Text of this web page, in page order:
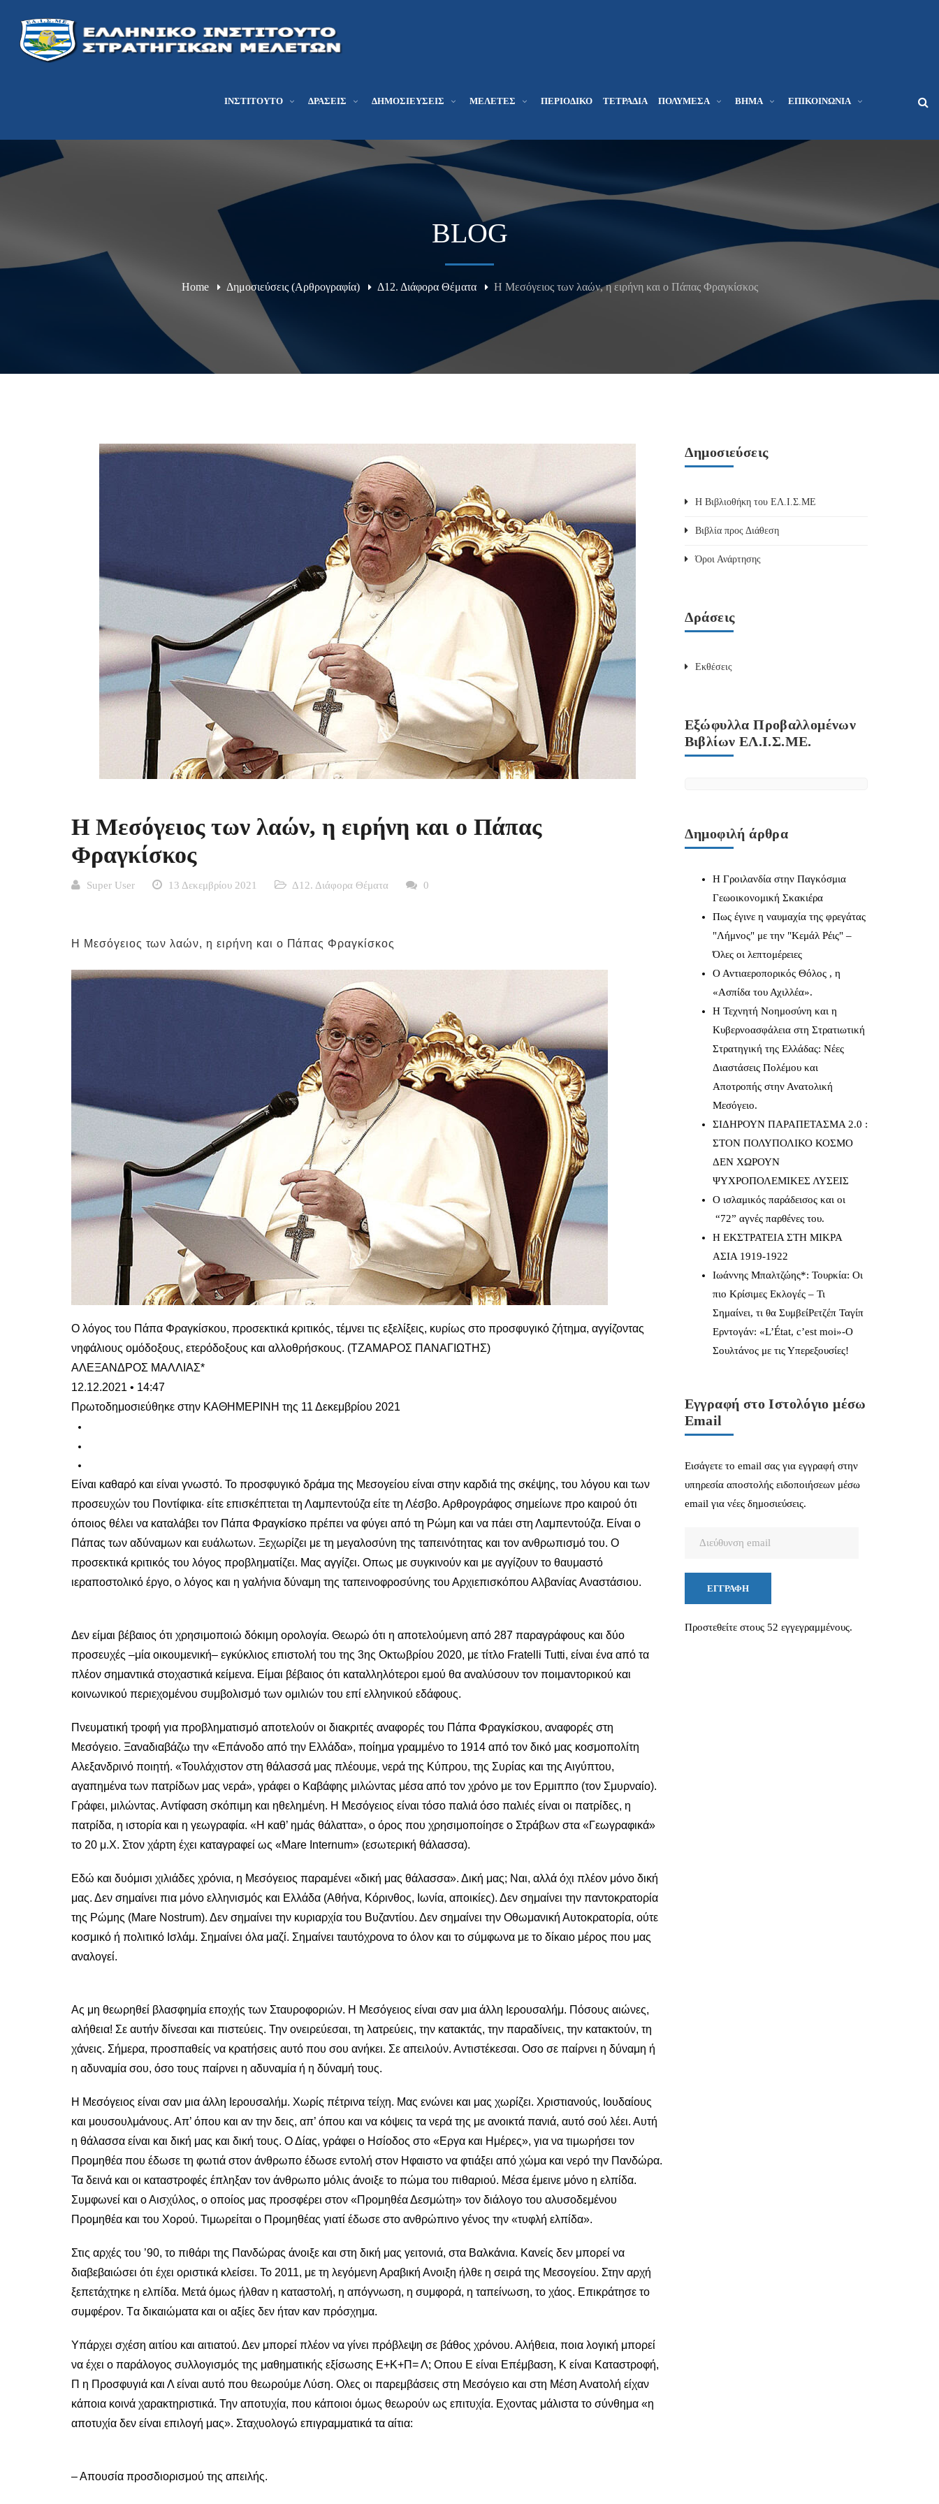
ΙΝΣΤΙΤΟΎΤΟ ΔΡΆΣΕΙΣ ΔΗΜΟΣΙΕΎΣΕΙΣ ΜΕΛΕΤΕΣ ΠΕΡΙΟΔΙΚΌ ΤΕΤΡΆΔΙΑ ΠΟΛΥΜΈΣΑ ΒΉΜΑ ΕΠΙΚΟΙΝΩΝΊΑ
BLOG
Home Δημοσιεύσεις (Αρθρογραφία) Δ12. Διάφορα Θέματα Η Μεσόγειος των λαών, η ειρήνη και ο Πάπας Φραγκίσκος
Η Μεσόγειος των λαών, η ειρήνη και ο Πάπας
Φραγκίσκος
Super User 13 Δεκεμβρίου 2021 Δ12. Διάφορα Θέματα 0
Η Μεσόγειος των λαών, η ειρήνη και ο Πάπας Φραγκίσκος
O λόγος του Πάπα Φραγκίσκου, προσεκτικά κριτικός, τέμνει τις εξελίξεις, κυρίως στο προσφυγικό ζήτημα, αγγίζοντας
νηφάλιους ομόδοξους, ετερόδοξους και αλλοθρήσκους. (ΤΖΑΜΑΡΟΣ ΠΑΝΑΓΙΩΤΗΣ)
ΑΛΕΞΑΝΔΡΟΣ ΜΑΛΛΙΑΣ*
12.12.2021 • 14:47
Πρωτοδημοσιεύθηκε στην ΚΑΘΗΜΕΡΙΝΗ της 11 Δεκεμβρίου 2021
Είναι καθαρό και είναι γνωστό. Το προσφυγικό δράμα της Μεσογείου είναι στην καρδιά της σκέψης, του λόγου και των
προσευχών του Ποντίφικα· είτε επισκέπτεται τη Λαμπεντούζα είτε τη Λέσβο. Αρθρογράφος σημείωνε προ καιρού ότι
όποιος θέλει να καταλάβει τον Πάπα Φραγκίσκο πρέπει να φύγει από τη Ρώμη και να πάει στη Λαμπεντούζα. Είναι ο
Πάπας των αδύναμων και ευάλωτων. Ξεχωρίζει με τη μεγαλοσύνη της ταπεινότητας και τον ανθρωπισμό του. Ο
προσεκτικά κριτικός του λόγος προβληματίζει. Μας αγγίζει. Οπως με συγκινούν και με αγγίζουν το θαυμαστό
ιεραποστολικό έργο, ο λόγος και η γαλήνια δύναμη της ταπεινοφροσύνης του Αρχιεπισκόπου Αλβανίας Αναστάσιου.
Δεν είμαι βέβαιος ότι χρησιμοποιώ δόκιμη ορολογία. Θεωρώ ότι η αποτελούμενη από 287 παραγράφους και δύο
προσευχές –μία οικουμενική– εγκύκλιος επιστολή του της 3ης Οκτωβρίου 2020, με τίτλο Fratelli Tutti, είναι ένα από τα
πλέον σημαντικά στοχαστικά κείμενα. Είμαι βέβαιος ότι καταλληλότεροι εμού θα αναλύσουν τον ποιμαντορικού και
κοινωνικού περιεχομένου συμβολισμό των ομιλιών του επί ελληνικού εδάφους.
Πνευματική τροφή για προβληματισμό αποτελούν οι διακριτές αναφορές του Πάπα Φραγκίσκου, αναφορές στη
Μεσόγειο. Ξαναδιαβάζω την «Επάνοδο από την Ελλάδα», ποίημα γραμμένο το 1914 από τον δικό μας κοσμοπολίτη
Αλεξανδρινό ποιητή. «Τουλάχιστον στη θάλασσά μας πλέουμε, νερά της Κύπρου, της Συρίας και της Αιγύπτου,
αγαπημένα των πατρίδων μας νερά», γράφει ο Καβάφης μιλώντας μέσα από τον χρόνο με τον Ερμιππο (τον Σμυρναίο).
Γράφει, μιλώντας. Αντίφαση σκόπιμη και ηθελημένη. Η Μεσόγειος είναι τόσο παλιά όσο παλιές είναι οι πατρίδες, η
πατρίδα, η ιστορία και η γεωγραφία. «Η καθ’ ημάς θάλαττα», ο όρος που χρησιμοποίησε ο Στράβων στα «Γεωγραφικά»
το 20 μ.Χ. Στον χάρτη έχει καταγραφεί ως «Mare Internum» (εσωτερική θάλασσα).
Εδώ και δυόμισι χιλιάδες χρόνια, η Μεσόγειος παραμένει «δική μας θάλασσα». Δική μας; Ναι, αλλά όχι πλέον μόνο δική
μας. Δεν σημαίνει πια μόνο ελληνισμός και Ελλάδα (Αθήνα, Κόρινθος, Ιωνία, αποικίες). Δεν σημαίνει την παντοκρατορία
της Ρώμης (Mare Nostrum). Δεν σημαίνει την κυριαρχία του Βυζαντίου. Δεν σημαίνει την Οθωμανική Αυτοκρατορία, ούτε
κοσμικό ή πολιτικό Ισλάμ. Σημαίνει όλα μαζί. Σημαίνει ταυτόχρονα το όλον και το σύμφωνα με το δίκαιο μέρος που μας
αναλογεί.
Ας μη θεωρηθεί βλασφημία εποχής των Σταυροφοριών. Η Μεσόγειος είναι σαν μια άλλη Ιερουσαλήμ. Πόσους αιώνες,
αλήθεια! Σε αυτήν δίνεσαι και πιστεύεις. Την ονειρεύεσαι, τη λατρεύεις, την κατακτάς, την παραδίνεις, την κατακτούν, τη
χάνεις. Σήμερα, προσπαθείς να κρατήσεις αυτό που σου ανήκει. Σε απειλούν. Αντιστέκεσαι. Οσο σε παίρνει η δύναμη ή
η αδυναμία σου, όσο τους παίρνει η αδυναμία ή η δύναμή τους.
Η Μεσόγειος είναι σαν μια άλλη Ιερουσαλήμ. Χωρίς πέτρινα τείχη. Μας ενώνει και μας χωρίζει. Χριστιανούς, Ιουδαίους
και μουσουλμάνους. Απ’ όπου και αν την δεις, απ’ όπου και να κόψεις τα νερά της με ανοικτά πανιά, αυτό σού λέει. Αυτή
η θάλασσα είναι και δική μας και δική τους. Ο Δίας, γράφει ο Ησίοδος στο «Εργα και Ημέρες», για να τιμωρήσει τον
Προμηθέα που έδωσε τη φωτιά στον άνθρωπο έδωσε εντολή στον Ηφαιστο να φτιάξει από χώμα και νερό την Πανδώρα.
Τα δεινά και οι καταστροφές έπληξαν τον άνθρωπο μόλις άνοιξε το πώμα του πιθαριού. Μέσα έμεινε μόνο η ελπίδα.
Συμφωνεί και ο Αισχύλος, ο οποίος μας προσφέρει στον «Προμηθέα Δεσμώτη» τον διάλογο του αλυσοδεμένου
Προμηθέα και του Χορού. Τιμωρείται ο Προμηθέας γιατί έδωσε στο ανθρώπινο γένος την «τυφλή ελπίδα».
Στις αρχές του ’90, το πιθάρι της Πανδώρας άνοιξε και στη δική μας γειτονιά, στα Βαλκάνια. Κανείς δεν μπορεί να
διαβεβαιώσει ότι έχει οριστικά κλείσει. Το 2011, με τη λεγόμενη Αραβική Ανοιξη ήλθε η σειρά της Μεσογείου. Στην αρχή
ξεπετάχτηκε η ελπίδα. Μετά όμως ήλθαν η καταστολή, η απόγνωση, η συμφορά, η ταπείνωση, το χάος. Επικράτησε το
συμφέρον. Tα δικαιώματα και οι αξίες δεν ήταν καν πρόσχημα.
Υπάρχει σχέση αιτίου και αιτιατού. Δεν μπορεί πλέον να γίνει πρόβλεψη σε βάθος χρόνου. Αλήθεια, ποια λογική μπορεί
να έχει ο παράλογος συλλογισμός της μαθηματικής εξίσωσης Ε+Κ+Π= Λ; Οπου Ε είναι Επέμβαση, Κ είναι Καταστροφή,
Π η Προσφυγιά και Λ είναι αυτό που θεωρούμε Λύση. Ολες οι παρεμβάσεις στη Μεσόγειο και στη Μέση Ανατολή είχαν
κάποια κοινά χαρακτηριστικά. Την αποτυχία, που κάποιοι όμως θεωρούν ως επιτυχία. Εχοντας μάλιστα το σύνθημα «η
αποτυχία δεν είναι επιλογή μας». Σταχυολογώ επιγραμματικά τα αίτια:
– Απουσία προσδιορισμού της απειλής.
Δημοσιεύσεις
Η Βιβλιοθήκη του ΕΛ.Ι.Σ.ΜΕ
Βιβλία προς Διάθεση
Όροι Ανάρτησης
Δράσεις
Εκθέσεις
Εξώφυλλα Προβαλλομένων
Βιβλίων ΕΛ.Ι.Σ.ΜΕ.
Δημοφιλή άρθρα
Η Γροιλανδία στην Παγκόσμια
Γεωοικονομική Σκακιέρα
Πως έγινε η ναυμαχία της φρεγάτας
"Λήμνος" με την "Κεμάλ Ρέις" –
Όλες οι λεπτομέρειες
Ο Αντιαεροπορικός Θόλος , η
«Ασπίδα του Αχιλλέα».
Η Τεχνητή Νοημοσύνη και η
Κυβερνοασφάλεια στη Στρατιωτική
Στρατηγική της Ελλάδας: Νέες
Διαστάσεις Πολέμου και
Αποτροπής στην Ανατολική
Μεσόγειο.
ΣΙΔΗΡΟΥΝ ΠΑΡΑΠΕΤΑΣΜΑ 2.0 :
ΣΤΟΝ ΠΟΛΥΠΟΛΙΚΟ ΚΟΣΜΟ
ΔΕΝ ΧΩΡΟΥΝ
ΨΥΧΡΟΠΟΛΕΜΙΚΕΣ ΛΥΣΕΙΣ
Ο ισλαμικός παράδεισος και οι
“72” αγνές παρθένες του.
Η ΕΚΣΤΡΑΤΕΙΑ ΣΤΗ ΜΙΚΡΑ
ΑΣΙΑ 1919-1922
Ιωάννης Μπαλτζώης*: Τουρκία: Οι
πιο Κρίσιμες Εκλογές – Τι
Σημαίνει, τι θα ΣυμβείΡετζέπ Ταγίπ
Ερντογάν: «L’État, c’est moi»-Ο
Σουλτάνος με τις Υπερεξουσίες!
Εγγραφή στο Ιστολόγιο μέσω
Email
Εισάγετε το email σας για εγγραφή στην
υπηρεσία αποστολής ειδοποιήσεων μέσω
email για νέες δημοσιεύσεις.
ΕΓΓΡΑΦΉ
Προστεθείτε στους 52 εγγεγραμμένους.